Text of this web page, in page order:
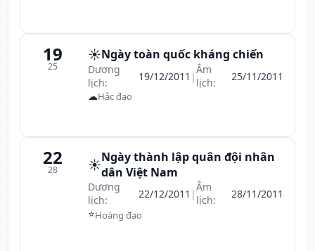
19
25
☀️Ngày toàn quốc kháng chiến
Dương
lịch:
19/12/2011 |Âm
lịch:
25/11/2011
☁Hắc đạo
22
28 ☀️Ngày thành lập quân đội nhân
dân Việt Nam
Dương
lịch:
22/12/2011 |Âm
lịch:
28/11/2011
⭐Hoàng đạo